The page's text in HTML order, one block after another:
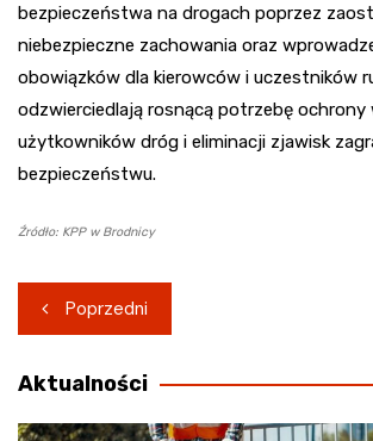
bezpieczeństwa na drogach poprzez
niebezpieczne zachowania oraz
obowiązków dla kierowców i uczestników
odzwierciedlają rosnącą potrzebę
użytkowników dróg i eliminacji zjawisk
bezpieczeństwu.
Źródło: KPP w Brodnicy
Nawigacja
wpisu
Poprzedni
Aktualności